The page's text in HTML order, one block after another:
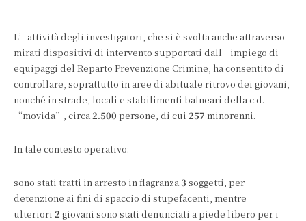
L’attività degli investigatori, che si è svolta anche attraverso
mirati dispositivi di intervento supportati dall’impiego di
equipaggi del Reparto Prevenzione Crimine, ha consentito di
controllare, soprattutto in aree di abituale ritrovo dei giovani,
nonché in strade, locali e stabilimenti balneari della c.d.
“movida”, circa2.500 persone, di cui 257 minorenni.
In tale contesto operativo:
sono stati tratti in arresto in flagranza3 soggetti, per
detenzione ai fini di spaccio di stupefacenti, mentre
ulteriori 2 giovani sono stati denunciati a piede libero per i